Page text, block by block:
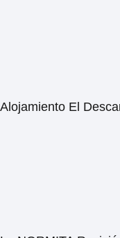
Alojamiento El